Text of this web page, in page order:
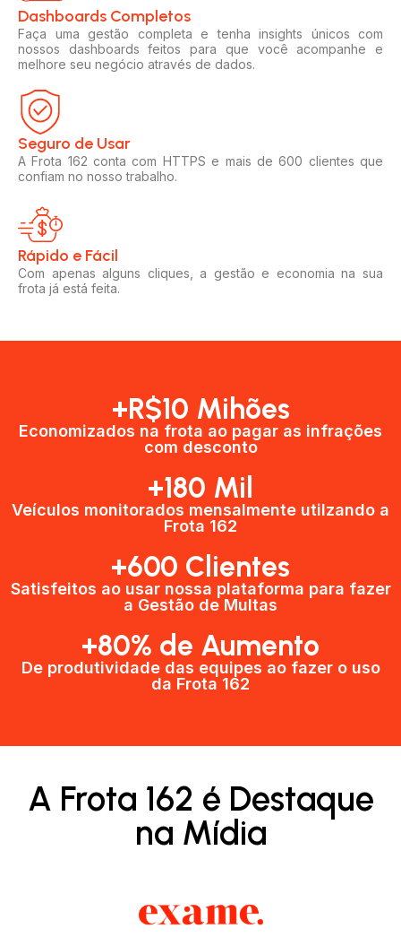
Dashboards Completos​​
Faça uma gestão completa e tenha insights únicos com
nossos dashboards feitos para que você acompanhe e
melhore seu negócio através de dados.
Seguro de Usar​
A Frota 162 conta com HTTPS e mais de 600 clientes que
confiam no nosso trabalho.
Rápido e Fácil​
Com apenas alguns cliques, a gestão e economia na sua
frota já está feita.
+R$10 Mihões
Economizados na frota ao pagar as infrações
com desconto
+180 Mil
Veículos monitorados mensalmente utilzando a
Frota 162
+600 Clientes​
Satisfeitos ao usar nossa plataforma para fazer
a Gestão de Multas​
+80% de Aumento
De produtividade das equipes ao fazer o uso
da Frota 162​
A Frota 162 é Destaque
na Mídia